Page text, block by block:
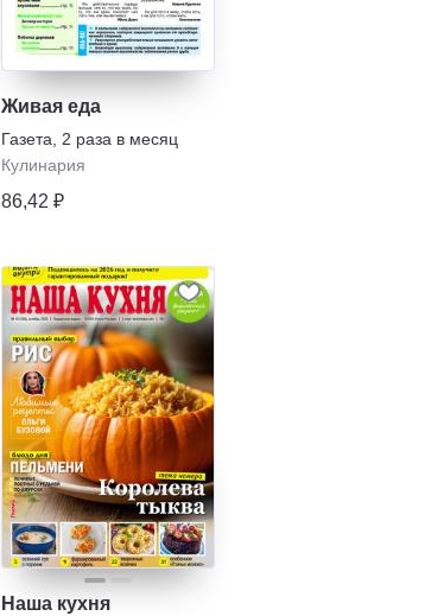
Живая еда
Газета
2 раза в месяц
Кулинария
86,42 ₽
Наша кухня